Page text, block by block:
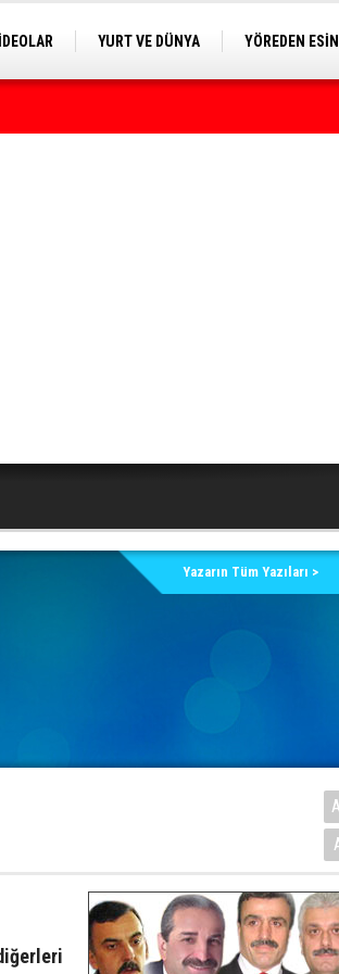
YURT VE DÜNYA YÖREDEN
Yazarın Tüm Yazıları >